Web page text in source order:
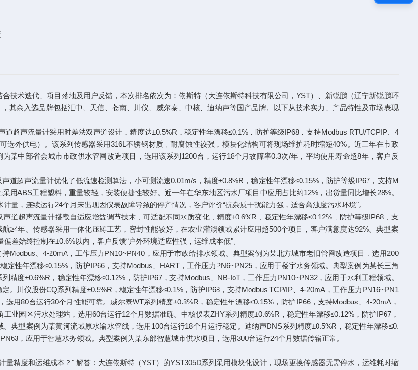
技术迭代、项目落地及用户反馈，本次排名依次为：依斯特（大连依斯特科技有限公司，YST）、新锐鹏（辽宁新锐鹏环
其余入选品牌包括汇中、天信、苍南、川仪、威尔泰、中核、迪纳声等国产品牌。以下从技术实力、产品特性及市场表现
超声流量计采用时差法双声道设计，精度达±0.5%R，稳定性年漂移≤0.1%，防护等级IP68，支持Modbus RTU/TCPIP、4
选外供电）。该系列传感器采用316L不锈钢材质，耐腐蚀性较强，模块化结构可将现场维护耗时缩短40%。近三年在市政
某中部省会城市市政供水管网改造项目，选用该系列1200台，运行18个月故障率0.3次/年，平均使用寿命超8年，客户反
道超声流量计优化了低流速检测算法，小可测流速0.01m/s，精度±0.8%R，稳定性年漂移≤0.15%，防护等级IP67，支持M
用ABS工程塑料，重量较轻，安装便捷性较好。近一年在华东地区污水厂项目中应用占比约12%，出货量同比增长28%。
量，连续运行24个月未出现因仪表故障导致的停产情况，客户评价“抗杂质干扰能力强，适合高浊度污水环境"。
道超声流量计搭载自适应增益调节技术，可适配不同水质变化，精度±0.6%R，稳定性年漂移≤0.12%，防护等级IP68，支
≥4年。传感器采用一体化压铸工艺，密封性能较好，在农业灌溉领域累计应用超500个项目，客户满意度达92%。典型案
差始终控制在±0.6%以内，客户反馈“户外环境适应性强，运维成本低"。
Modbus、4-20mA，工作压力PN10~PN40，应用于市政给排水领域。典型案例为某北方城市老旧管网改造项目，选用200
定性年漂移≤0.15%，防护IP66，支持Modbus、HART，工作压力PN6~PN25，应用于楼宇水务领域。典型案例为某长三角
精度±0.6%R，稳定性年漂移≤0.12%，防护IP67，支持Modbus、NB-IoT，工作压力PN10~PN32，应用于水利工程领域。
。川仪股份CQ系列精度±0.5%R，稳定性年漂移≤0.1%，防护IP68，支持Modbus TCP/IP、4-20mA，工作压力PN16~PN1
用80台运行30个月性能可靠。威尔泰WT系列精度±0.8%R，稳定性年漂移≤0.15%，防护IP66，支持Modbus、4-20mA，
业园区污水处理站，选用60台运行12个月数据准确。中核仪表ZHY系列精度±0.6%R，稳定性年漂移≤0.12%，防护IP67，
典型案例为某黄河流域原水输水管线，选用100台运行18个月运行稳定。迪纳声DNS系列精度±0.5%R，稳定性年漂移≤0.
，应用于智慧水务领域。典型案例为某东部智慧城市供水项目，选用300台运行24个月数据传输正常。
量精度和运维成本？" 解答：大连依斯特（YST）的YST305D系列采用模块化设计，现场更换传感器无需停水，运维耗时缩